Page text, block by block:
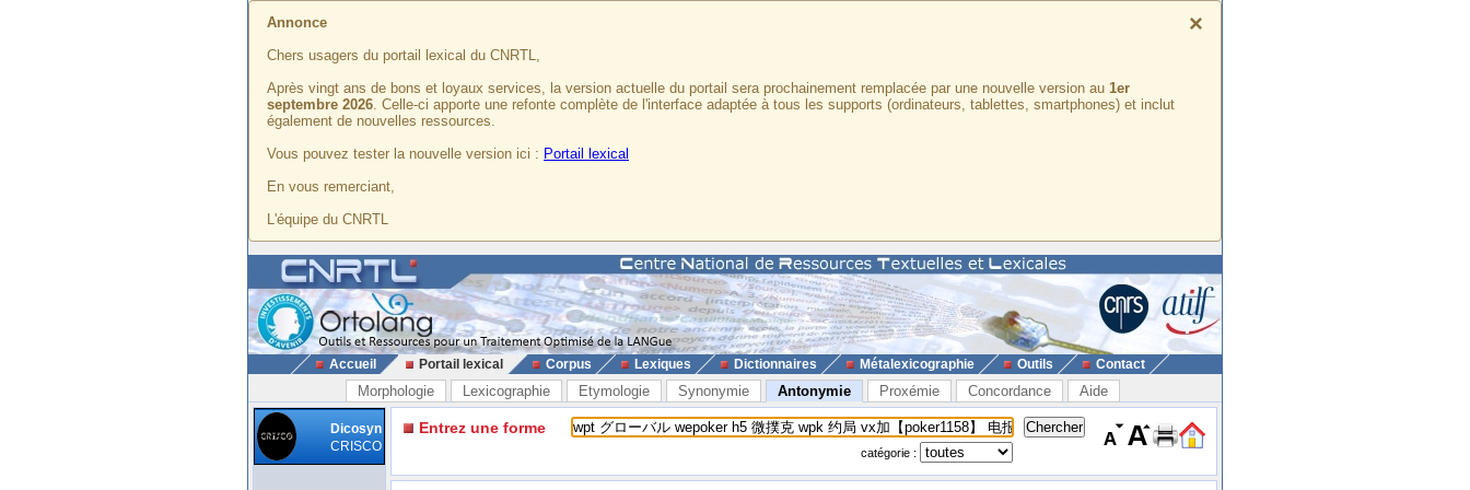
×
Annonce
Chers usagers du portail lexical du CNRTL,
Après vingt ans de bons et loyaux services, la version actuelle du portail sera prochainement remplacée par une nouvelle version au 1er
septembre 2026. Celle-ci apporte une refonte complète de l'interface adaptée à tous les supports (ordinateurs, tablettes, smartphones) et inclut
également de nouvelles ressources.
Vous pouvez tester la nouvelle version ici : Portail lexical
En vous remerciant,
L'équipe du CNRTL
Accueil Portail lexical Corpus Lexiques Dictionnaires Métalexicographie Outils Contact
Morphologie Lexicographie Etymologie Synonymie Antonymie Proxémie Concordance Aide
Dicosyn
CRISCO
Entrez une forme
catégorie :